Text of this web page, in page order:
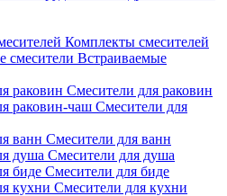
Комплекты смесителей
Встраиваемые
Смесители для раковин
Смесители для
Смесители для ванн
Смесители для душа
Смесители для биде
Смесители для кухни